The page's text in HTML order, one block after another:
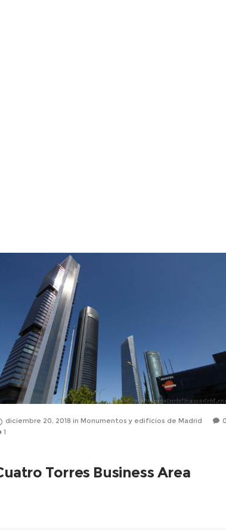
diciembre 20, 2018 in Monumentos y edificios de Madrid
1
Torres Business Area